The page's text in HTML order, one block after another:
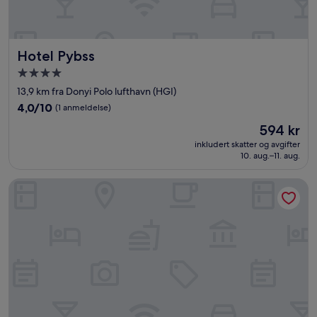
Hotel Pybss
Hotel Pybss
Overnattingssted
med
4.0
stjerner
13,9 km fra Donyi Polo lufthavn (HGI)
4.0
4,0/10 (1 anmeldelse)
Prisen
594 kr
594 kr
inkludert skatter og avgifter
10. aug.–11. aug.
MAHAMAYA HOTEL